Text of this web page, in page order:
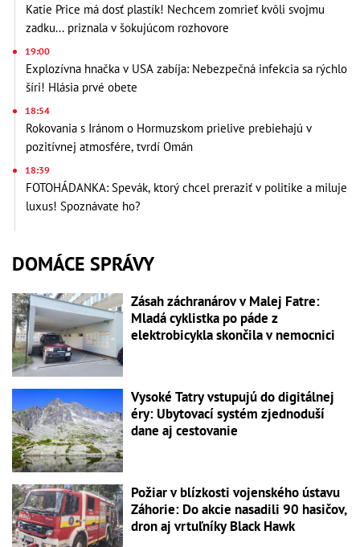
Katie Price má dosť plastík! Nechcem zomrieť kvôli svojmu
zadku... priznala v šokujúcom rozhovore
19:00
Explozívna hnačka v USA zabíja: Nebezpečná infekcia sa rýchlo
šíri! Hlásia prvé obete
18:54
Rokovania s Iránom o Hormuzskom prielive prebiehajú v
pozitívnej atmosfére, tvrdí Omán
18:39
FOTOHÁDANKA: Spevák, ktorý chcel preraziť v politike a miluje
luxus! Spoznávate ho?
DOMÁCE SPRÁVY
Zásah záchranárov v Malej Fatre:
Mladá cyklistka po páde z
elektrobicykla skončila v nemocnici
Vysoké Tatry vstupujú do digitálnej
éry: Ubytovací systém zjednoduší
dane aj cestovanie
Požiar v blízkosti vojenského ústavu
Záhorie: Do akcie nasadili 90 hasičov,
dron aj vrtuľníky Black Hawk